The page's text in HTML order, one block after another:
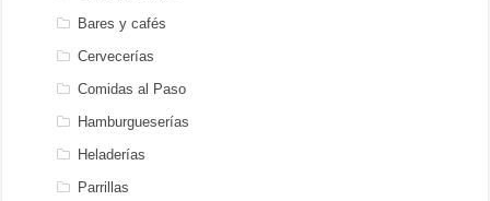
Bares y cafés
Cervecerías
Comidas al Paso
Hamburgueserías
Heladerías
Parrillas